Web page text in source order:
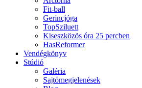
Fit-ball
Gerincjóga
TopSziluett
Kiseszközös óra 25 percben
HasReformer
Vendégkönyv
Stúdió
Galéria
Sajtómegjelenések